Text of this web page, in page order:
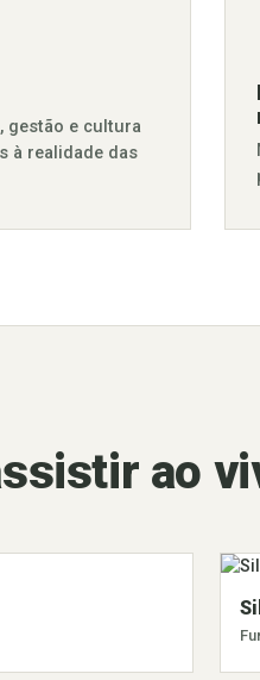
gestão e cultura
à realidade das
ao